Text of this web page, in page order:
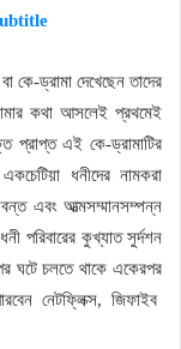
কে-ড্রামা দেখেছেন তাদের
কথা আসলেই প্রথমেই
প্রাপ্ত এই কে-ড্রামাটির
ধনীদের নামকরা
এবং আত্মসম্মানসম্পন্ন
পরিবারের কুখ্যাত সুর্দশন
ঘটে চলতে থাকে একেরপর
নেটফ্লিক্স, জিফাইব